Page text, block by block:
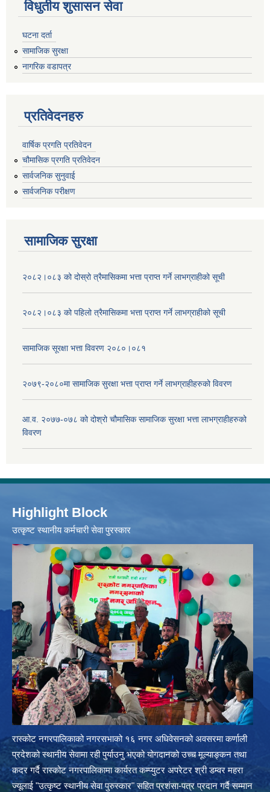
विधुतीय शुसासन सेवा
घटना दर्ता
सामाजिक सुरक्षा
नागरिक वडापत्र
प्रतिवेदनहरु
वार्षिक प्रगति प्रतिवेदन
चौमासिक प्रगति प्रतिवेदन
सार्वजनिक सुनुवाई
सार्वजनिक परीक्षण
सामाजिक सुरक्षा
२०८२।०८३ को दोस्रो त्रैमासिकमा भत्ता प्राप्‍त गर्ने लाभग्राहीको सूची
२०८२।०८३ को पहिलो त्रैमासिकमा भत्ता प्राप्‍त गर्ने लाभग्राहीको सूची
सामाजिक सूरक्षा भत्ता विवरण २०८०।०८१
२०७९-२०८०मा सामाजिक सुरक्षा भत्ता प्राप्त गर्ने लाभग्राहीहरुको विवरण
आ.व. २०७७-०७८ को दोश्रो चौमासिक सामाजिक सुरक्षा भत्ता लाभग्राहीहरुको
विवरण
Highlight Block
उत्‍कृष्ट स्थानीय कर्मचारी सेवा पुरस्कार
रास्कोट नगरपालिकाको नगरसभाको १६ नगर अधिवेसनको अवसरमा कर्णाली
प्रदेशको स्थानीय सेवामा रही पुर्याउनु भएको योगदानको उच्च मूल्याङ्कन तथा
कदर गर्दै रास्कोट नगरपालिकामा कार्यरत कम्प्युटर अपरेटर श्री डम्वर महरा
ज्यूलाई "उत्कृष्ट स्थानीय सेवा पुरुस्कार" सहित प्रशंसा-पत्र प्रदान गर्दै सम्मान